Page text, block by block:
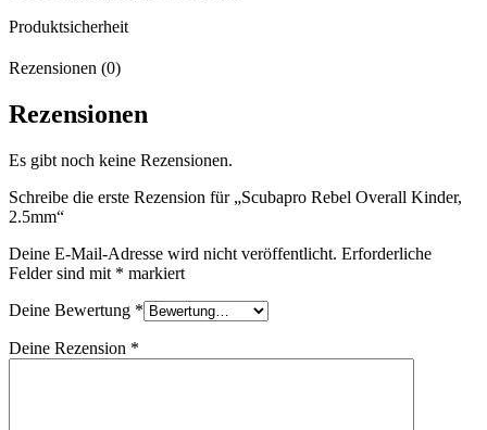
Produktsicherheit
Rezensionen (0)
Rezensionen
Es gibt noch keine Rezensionen.
Schreibe die erste Rezension für „Scubapro Rebel Overall Kinder,
2.5mm“
Deine E-Mail-Adresse wird nicht veröffentlicht. Erforderliche
Felder sind mit * markiert
Deine Bewertung *
Deine Rezension *